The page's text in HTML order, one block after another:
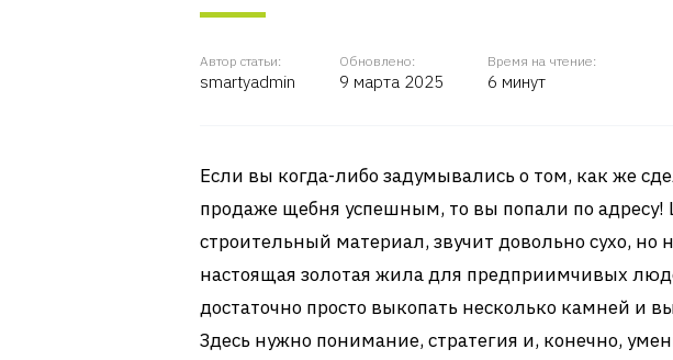
Автор статьи:
smartyadmin
Обновлено:
9 марта 2025
Время на чтение:
6 минут
Если вы когда-либо задумывались о том, как же
продаже щебня успешным, то вы попали по адресу!
строительный материал, звучит довольно сухо, но
настоящая золотая жила для предприимчивых
достаточно просто выкопать несколько камней и
Здесь нужно понимание, стратегия и, конечно,